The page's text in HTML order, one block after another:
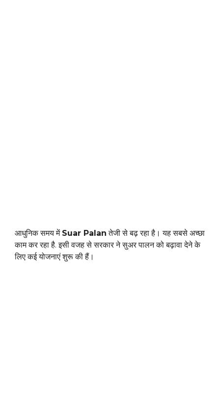
आधुनिक समय में Suar Palan तेजी से बढ़ रहा है। यह सबसे अच्छा
काम कर रहा है. इसी वजह से सरकार ने सुअर पालन को बढ़ावा देने के
लिए कई योजनाएं शुरू की हैं।